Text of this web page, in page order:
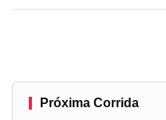
Próxima Corrida